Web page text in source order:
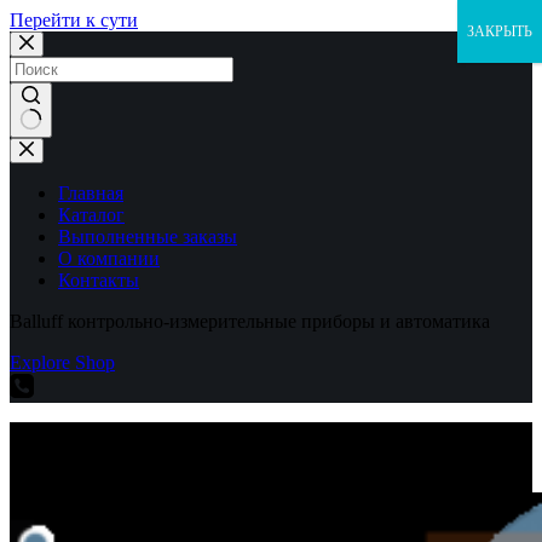
Перейти к сути
Ничего
не
найденоГлавная
Каталог
Выполненные заказы
О компании
Контакты
Balluff контрольно-измерительные приборы и автоматика
Explore Shop
ЗАКРЫТЬ